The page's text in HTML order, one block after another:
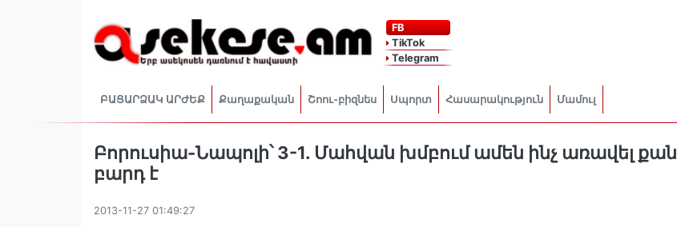
FB
TikTok
Telegram
ԲԱՑԱՐՁԱԿ ԱՐԺԵՔ Քաղաքական Շոու-բիզնես Սպորտ Հասարակություն Մամուլ
Բորուսիա-Նապոլի՝ 3-1. Մահվան խմբում ամեն ինչ առավել քան
բարդ է
2013-11-27 01:49:27